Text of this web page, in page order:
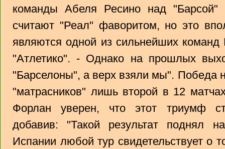
команды Абеля Ресино над "Барсой"
считают "Реал" фаворитом, но это
являются одной из сильнейших
"Атлетико". - Однако на прошлых
"Барселоны", а верх взяли мы". Победа
"матрасников" лишь второй в 12
Форлан уверен, что этот триумф
добавив: "Такой результат поднял
Испании любой тур свидетельствует о